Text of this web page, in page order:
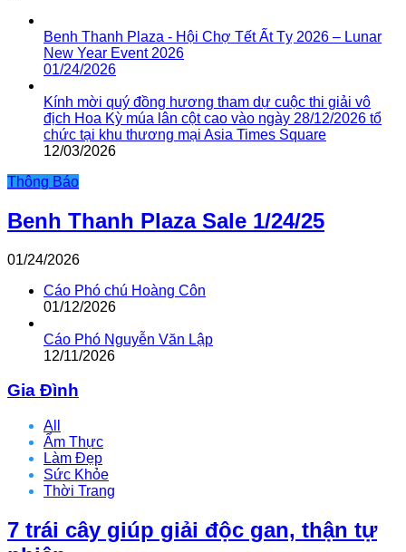
Benh Thanh Plaza - Hội Chợ Tết Ất Tỵ 2026 – Lunar
New Year Event 2026
01/24/2026
Kính mời quý đồng hương tham dự cuộc thi giải vô
địch Hoa Kỳ múa lân cột cao vào ngày 28/12/2026 tổ
chức tại khu thương mại Asia Times Square
12/03/2026
Thông Báo
Benh Thanh Plaza Sale 1/24/25
01/24/2026
Cáo Phó chú Hoàng Côn
01/12/2026
Cáo Phó Nguyễn Văn Lập
12/11/2026
Gia Đình
All
Ẩm Thực
Làm Đẹp
Sức Khỏe
Thời Trang
7 trái cây giúp giải độc gan, thận tự